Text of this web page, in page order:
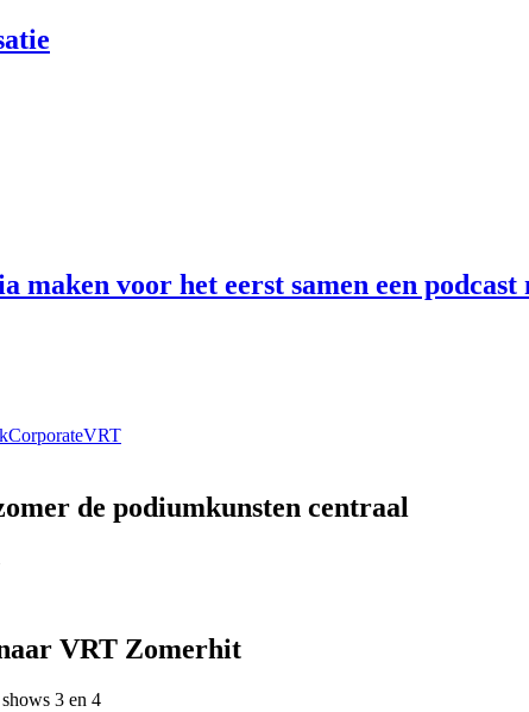
maken voor het eerst samen een
CorporateVRT
de podiumkunsten centraal
VRT Zomerhit
3 en 4